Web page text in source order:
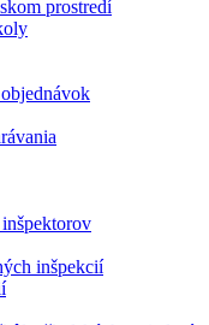
prostredí
inšpekcií